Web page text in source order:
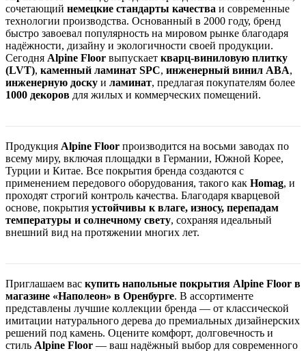
сочетающий немецкие стандарты качества и современные
технологии производства. Основанный в 2000 году, бренд
быстро завоевал популярность на мировом рынке благодаря
надёжности, дизайну и экологичности своей продукции.
Сегодня Alpine Floor выпускает кварц-виниловую плитку
(LVT), каменный ламинат SPC, инженерный винил ABA,
инженерную доску и ламинат, предлагая покупателям более
1000 декоров для жилых и коммерческих помещений.
Продукция Alpine Floor производится на восьми заводах по
всему миру, включая площадки в Германии, Южной Корее,
Турции и Китае. Все покрытия бренда создаются с
применением передового оборудования, такого как Homag, и
проходят строгий контроль качества. Благодаря кварцевой
основе, покрытия устойчивы к влаге, износу, перепадам
температуры и солнечному свету, сохраняя идеальный
внешний вид на протяжении многих лет.
Приглашаем вас купить напольные покрытия Alpine Floor в
магазине «Наполеон» в Оренбурге. В ассортименте
представлены лучшие коллекции бренда — от классической
имитации натурального дерева до премиальных дизайнерских
решений под камень. Оцените комфорт, долговечность и
стиль Alpine Floor — ваш надёжный выбор для современного